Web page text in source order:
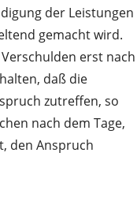
der Leistungen
gemacht wird.
erst nach
daß die
zutreffen, so
nach dem Tage,
den Anspruch